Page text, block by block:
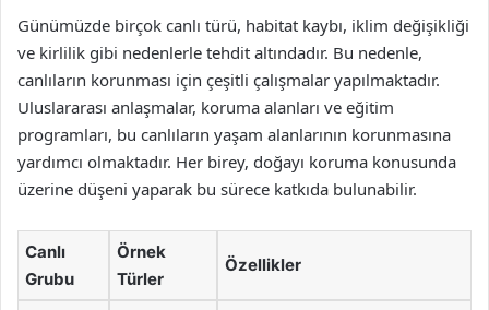
Günümüzde birçok canlı türü, habitat kaybı, iklim değişikliği
ve kirlilik gibi nedenlerle tehdit altındadır. Bu nedenle,
canlıların korunması için çeşitli çalışmalar yapılmaktadır.
Uluslararası anlaşmalar, koruma alanları ve eğitim
programları, bu canlıların yaşam alanlarının korunmasına
yardımcı olmaktadır. Her birey, doğayı koruma konusunda
üzerine düşeni yaparak bu sürece katkıda bulunabilir.
Canlı
Grubu
Örnek
Türler
Özellikler